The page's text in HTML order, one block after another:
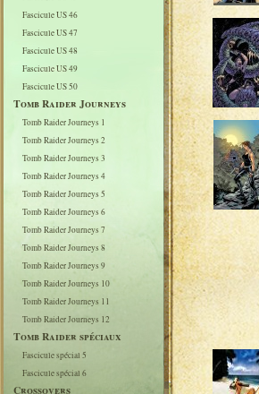
Fascicule US 46
Fascicule US 47
Fascicule US 48
Fascicule US 49
Fascicule US 50
Tomb Raider Journeys
Tomb Raider Journeys 1
Tomb Raider Journeys 2
Tomb Raider Journeys 3
Tomb Raider Journeys 4
Tomb Raider Journeys 5
Tomb Raider Journeys 6
Tomb Raider Journeys 7
Tomb Raider Journeys 8
Tomb Raider Journeys 9
Tomb Raider Journeys 10
Tomb Raider Journeys 11
Tomb Raider Journeys 12
Tomb Raider spéciaux
Fascicule spécial 5
Fascicule spécial 6
Crossovers